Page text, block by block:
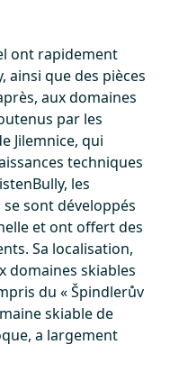
ont rapidement
ainsi que des pièces
aux domaines
par les
Jilemnice, qui
techniques
les
se sont développés
et ont offert des
Sa localisation,
domaines skiables
du « Špindlerův
skiable de
a largement